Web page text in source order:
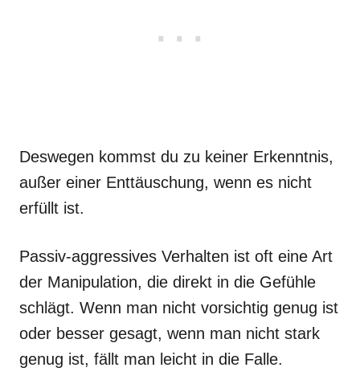
Deswegen kommst du zu keiner Erkenntnis,
außer einer Enttäuschung, wenn es nicht
erfüllt ist.
Passiv-aggressives Verhalten ist oft eine Art
der Manipulation, die direkt in die Gefühle
schlägt. Wenn man nicht vorsichtig genug ist
oder besser gesagt, wenn man nicht stark
genug ist, fällt man leicht in die Falle.